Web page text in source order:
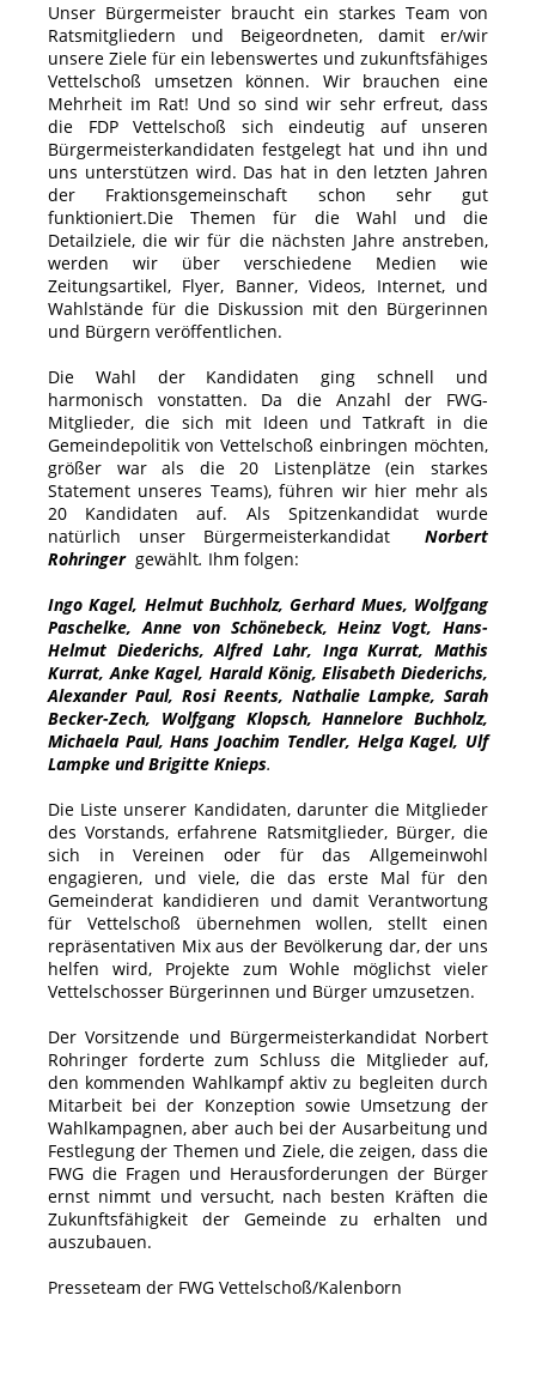
Unser Bürgermeister braucht ein starkes Team von
Ratsmitgliedern und Beigeordneten, damit er/wir
unsere Ziele für ein lebenswertes und zukunftsfähiges
Vettelschoß umsetzen können. Wir brauchen eine
Mehrheit im Rat! Und so sind wir sehr erfreut, dass
die FDP Vettelschoß sich eindeutig auf unseren
Bürgermeisterkandidaten festgelegt hat und ihn und
uns unterstützen wird. Das hat in den letzten Jahren
der Fraktionsgemeinschaft schon sehr gut
funktioniert.Die Themen für die Wahl und die
Detailziele, die wir für die nächsten Jahre anstreben,
werden wir über verschiedene Medien wie
Zeitungsartikel, Flyer, Banner, Videos, Internet, und
Wahlstände für die Diskussion mit den Bürgerinnen
und Bürgern veröffentlichen.
Die Wahl der Kandidaten ging schnell und
harmonisch vonstatten. Da die Anzahl der FWG-
Mitglieder, die sich mit Ideen und Tatkraft in die
Gemeindepolitik von Vettelschoß einbringen möchten,
größer war als die 20 Listenplätze (ein starkes
Statement unseres Teams), führen wir hier mehr als
20 Kandidaten auf. Als Spitzenkandidat wurde
natürlich unser Bürgermeisterkandidat Norbert
Rohringer gewählt. Ihm folgen:
Ingo Kagel, Helmut Buchholz, Gerhard Mues, Wolfgang
Paschelke, Anne von Schönebeck, Heinz Vogt, Hans-
Helmut Diederichs, Alfred Lahr, Inga Kurrat, Mathis
Kurrat, Anke Kagel, Harald König, Elisabeth Diederichs,
Alexander Paul, Rosi Reents, Nathalie Lampke, Sarah
Becker-Zech, Wolfgang Klopsch, Hannelore Buchholz,
Michaela Paul, Hans Joachim Tendler, Helga Kagel, Ulf
Lampke und Brigitte Knieps.
Die Liste unserer Kandidaten, darunter die Mitglieder
des Vorstands, erfahrene Ratsmitglieder, Bürger, die
sich in Vereinen oder für das Allgemeinwohl
engagieren, und viele, die das erste Mal für den
Gemeinderat kandidieren und damit Verantwortung
für Vettelschoß übernehmen wollen, stellt einen
repräsentativen Mix aus der Bevölkerung dar, der uns
helfen wird, Projekte zum Wohle möglichst vieler
Vettelschosser Bürgerinnen und Bürger umzusetzen.
Der Vorsitzende und Bürgermeisterkandidat Norbert
Rohringer forderte zum Schluss die Mitglieder auf,
den kommenden Wahlkampf aktiv zu begleiten durch
Mitarbeit bei der Konzeption sowie Umsetzung der
Wahlkampagnen, aber auch bei der Ausarbeitung und
Festlegung der Themen und Ziele, die zeigen, dass die
FWG die Fragen und Herausforderungen der Bürger
ernst nimmt und versucht, nach besten Kräften die
Zukunftsfähigkeit der Gemeinde zu erhalten und
auszubauen.
Presseteam der FWG Vettelschoß/Kalenborn